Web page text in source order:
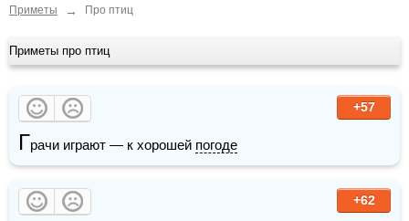
Приметы → Про птиц
Приметы про птиц
+57
Грачи играют — к хорошей погоде
+62